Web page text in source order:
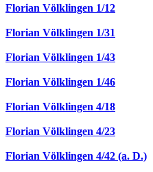
Florian Völklingen 1/12
Florian Völklingen 1/31
Florian Völklingen 1/43
Florian Völklingen 1/46
Florian Völklingen 4/18
Florian Völklingen 4/23
Florian Völklingen 4/42 (a. D.)